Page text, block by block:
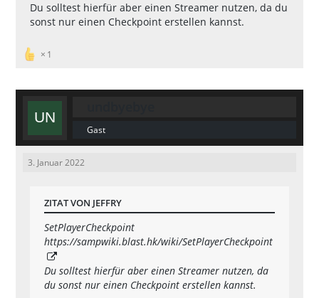
Du solltest hierfür aber einen Streamer nutzen, da du
sonst nur einen Checkpoint erstellen kannst.
1
Gast
3. Januar 2022
ZITAT VON JEFFRY
SetPlayerCheckpoint
https://sampwiki.blast.hk/wiki/SetPlayerCheckpoint
Du solltest hierfür aber einen Streamer nutzen, da
du sonst nur einen Checkpoint erstellen kannst.